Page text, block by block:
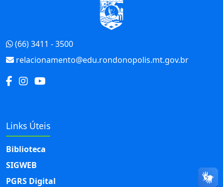
(66) 3411 - 3500
relacionamento@edu.rondonopolis.mt.gov.br
Links Úteis
Biblioteca
SIGWEB
PGRS Digital